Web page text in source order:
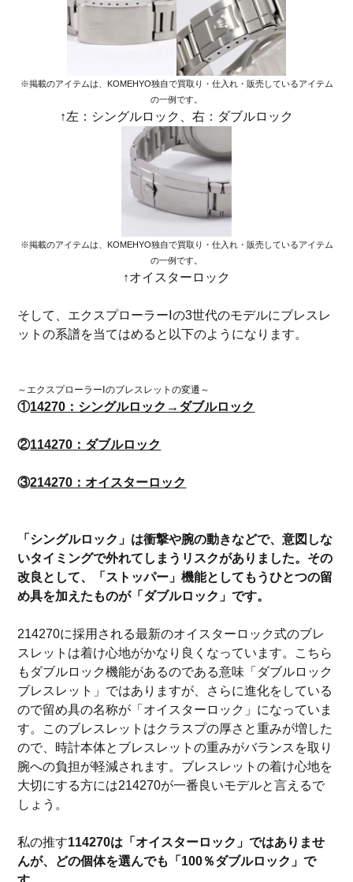
※掲載のアイテムは、KOMEHYO独自で買取り・仕入れ・販売しているアイテム
の一例です。
↑左：シングルロック、右：ダブルロック
※掲載のアイテムは、KOMEHYO独自で買取り・仕入れ・販売しているアイテム
の一例です。
↑オイスターロック
そして、エクスプローラーⅠの3世代のモデルにブレスレ
ットの系譜を当てはめると以下のようになります。
～エクスプローラーⅠのブレスレットの変遷～
①14270：シングルロック→ダブルロック
②114270：ダブルロック
③214270：オイスターロック
「シングルロック」は衝撃や腕の動きなどで、意図しな
いタイミングで外れてしまうリスクがありました。その
改良として、「ストッパー」機能としてもうひとつの留
め具を加えたものが「ダブルロック」です。
214270に採用される最新のオイスターロック式のブレ
スレットは着け心地がかなり良くなっています。こちら
もダブルロック機能があるのである意味「ダブルロック
ブレスレット」ではありますが、さらに進化をしている
ので留め具の名称が「オイスターロック」になっていま
す。このブレスレットはクラスプの厚さと重みが増した
ので、時計本体とブレスレットの重みがバランスを取り
腕への負担が軽減されます。ブレスレットの着け心地を
大切にする方には214270が一番良いモデルと言えるで
しょう。
私の推す114270は「オイスターロック」ではありませ
んが、どの個体を選んでも「100％ダブルロック」で